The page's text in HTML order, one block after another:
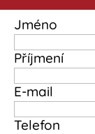
Jméno
Příjmení
E-mail
Telefon